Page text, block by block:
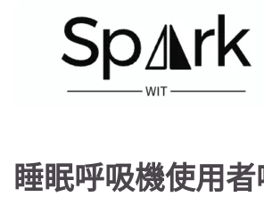
睡眠呼吸機使用